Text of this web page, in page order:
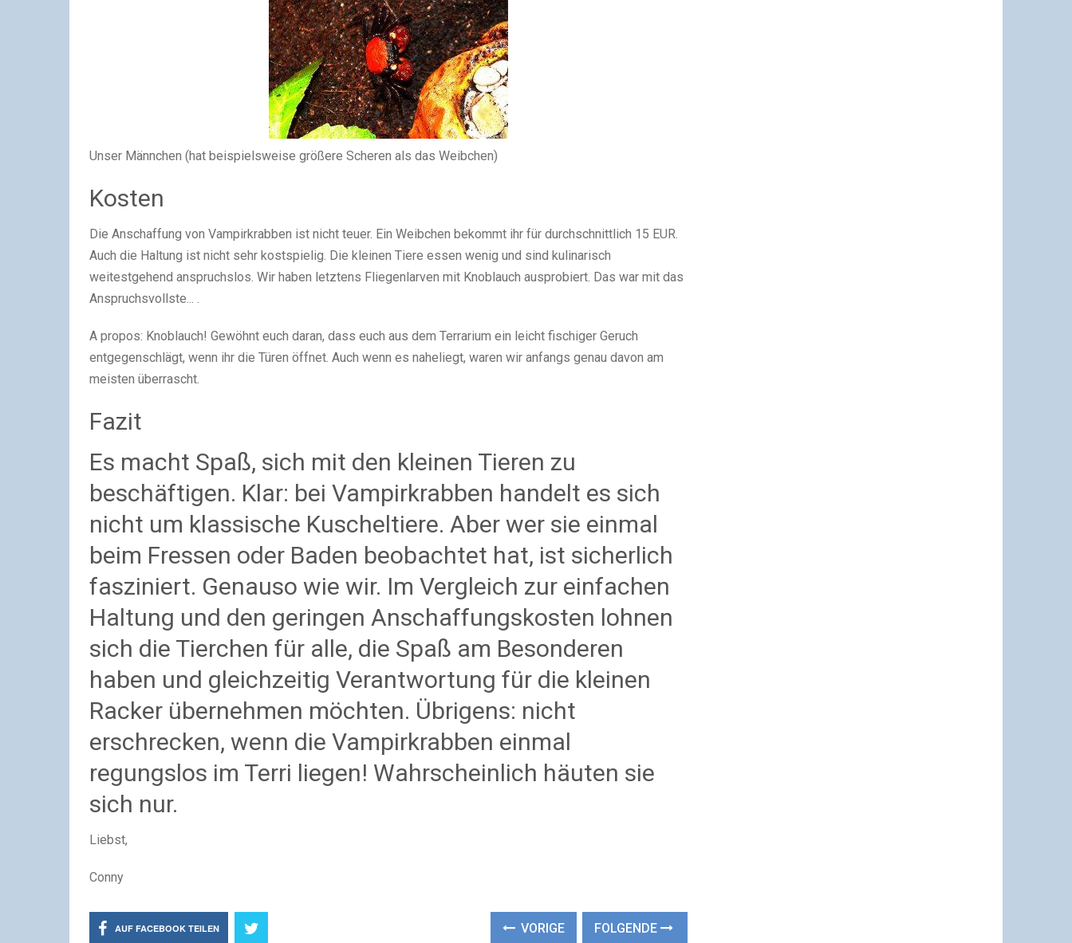
Unser Männchen (hat beispielsweise größere Scheren als das Weibchen)
Kosten
Die Anschaffung von Vampirkrabben ist nicht teuer. Ein Weibchen bekommt ihr für durchschnittlich 15 EUR.
Auch die Haltung ist nicht sehr kostspielig. Die kleinen Tiere essen wenig und sind kulinarisch
weitestgehend anspruchslos. Wir haben letztens Fliegenlarven mit Knoblauch ausprobiert. Das war mit das
Anspruchsvollste... .
A propos: Knoblauch! Gewöhnt euch daran, dass euch aus dem Terrarium ein leicht fischiger Geruch
entgegenschlägt, wenn ihr die Türen öffnet. Auch wenn es naheliegt, waren wir anfangs genau davon am
meisten überrascht.
Fazit
Es macht Spaß, sich mit den kleinen Tieren zu
beschäftigen. Klar: bei Vampirkrabben handelt es sich
nicht um klassische Kuscheltiere. Aber wer sie einmal
beim Fressen oder Baden beobachtet hat, ist sicherlich
fasziniert. Genauso wie wir. Im Vergleich zur einfachen
Haltung und den geringen Anschaffungskosten lohnen
sich die Tierchen für alle, die Spaß am Besonderen
haben und gleichzeitig Verantwortung für die kleinen
Racker übernehmen möchten. Übrigens: nicht
erschrecken, wenn die Vampirkrabben einmal
regungslos im Terri liegen! Wahrscheinlich häuten sie
sich nur.
Liebst,
Conny
AUF FACEBOOK TEILEN VORIGE FOLGENDE